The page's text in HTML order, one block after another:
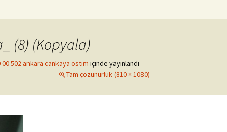
(8) (Kopyala)
00 502 ankara cankaya ostim içinde yayınlandı
Tam çözünürlük (810 × 1080)